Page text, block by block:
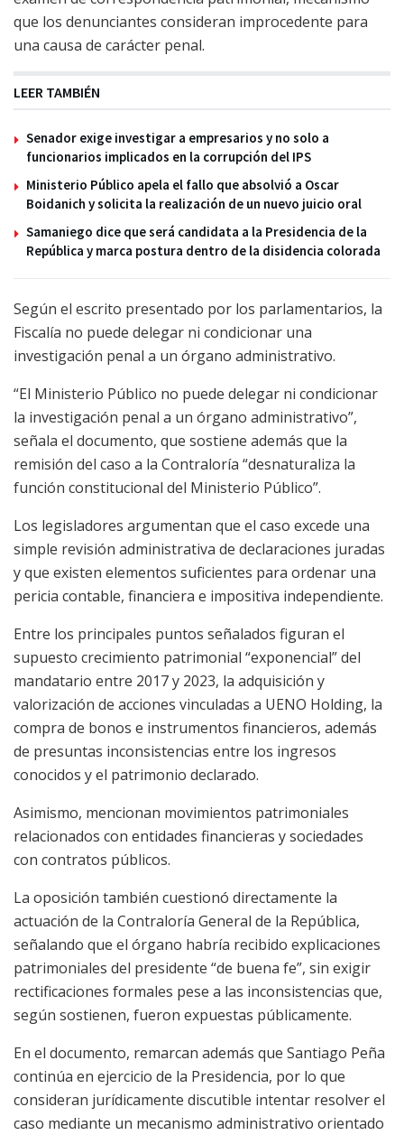
que los denunciantes consideran improcedente para
una causa de carácter penal.
LEER TAMBIÉN
Senador exige investigar a empresarios y no solo a
funcionarios implicados en la corrupción del IPS
Ministerio Público apela el fallo que absolvió a Oscar
Boidanich y solicita la realización de un nuevo juicio oral
Samaniego dice que será candidata a la Presidencia de la
República y marca postura dentro de la disidencia colorada
Según el escrito presentado por los parlamentarios, la
Fiscalía no puede delegar ni condicionar una
investigación penal a un órgano administrativo.
“El Ministerio Público no puede delegar ni condicionar
la investigación penal a un órgano administrativo”,
señala el documento, que sostiene además que la
remisión del caso a la Contraloría “desnaturaliza la
función constitucional del Ministerio Público”.
Los legisladores argumentan que el caso excede una
simple revisión administrativa de declaraciones juradas
y que existen elementos suficientes para ordenar una
pericia contable, financiera e impositiva independiente.
Entre los principales puntos señalados figuran el
supuesto crecimiento patrimonial “exponencial” del
mandatario entre 2017 y 2023, la adquisición y
valorización de acciones vinculadas a UENO Holding, la
compra de bonos e instrumentos financieros, además
de presuntas inconsistencias entre los ingresos
conocidos y el patrimonio declarado.
Asimismo, mencionan movimientos patrimoniales
relacionados con entidades financieras y sociedades
con contratos públicos.
La oposición también cuestionó directamente la
actuación de la Contraloría General de la República,
señalando que el órgano habría recibido explicaciones
patrimoniales del presidente “de buena fe”, sin exigir
rectificaciones formales pese a las inconsistencias que,
según sostienen, fueron expuestas públicamente.
En el documento, remarcan además que Santiago Peña
continúa en ejercicio de la Presidencia, por lo que
consideran jurídicamente discutible intentar resolver el
caso mediante un mecanismo administrativo orientado